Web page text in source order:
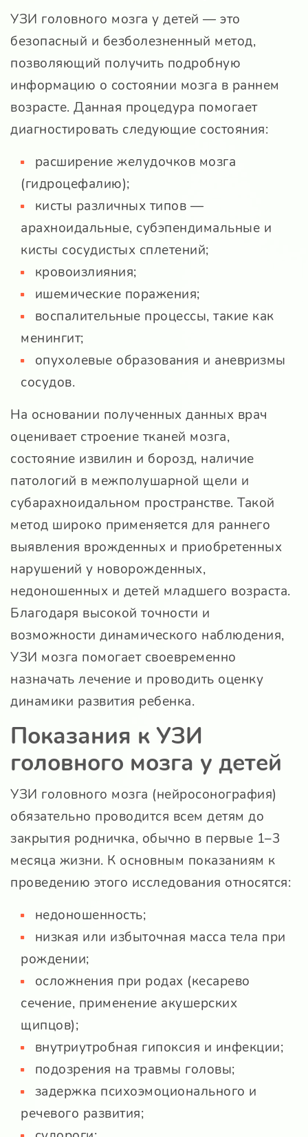
УЗИ головного мозга у детей — это
безопасный и безболезненный метод,
позволяющий получить подробную
информацию о состоянии мозга в раннем
возрасте. Данная процедура помогает
диагностировать следующие состояния:
расширение желудочков мозга
(гидроцефалию);
кисты различных типов —
арахноидальные, субэпендимальные и
кисты сосудистых сплетений;
кровоизлияния;
ишемические поражения;
воспалительные процессы, такие как
менингит;
опухолевые образования и аневризмы
сосудов.
На основании полученных данных врач
оценивает строение тканей мозга,
состояние извилин и борозд, наличие
патологий в межполушарной щели и
субарахноидальном пространстве. Такой
метод широко применяется для раннего
выявления врожденных и приобретенных
нарушений у новорожденных,
недоношенных и детей младшего возраста.
Благодаря высокой точности и
возможности динамического наблюдения,
УЗИ мозга помогает своевременно
назначать лечение и проводить оценку
динамики развития ребенка.
Показания к УЗИ
головного мозга у детей
УЗИ головного мозга (нейросонография)
обязательно проводится всем детям до
закрытия родничка, обычно в первые 1–3
месяца жизни. К основным показаниям к
проведению этого исследования относятся:
недоношенность;
низкая или избыточная масса тела при
рождении;
осложнения при родах (кесарево
сечение, применение акушерских
щипцов);
внутриутробная гипоксия и инфекции;
подозрения на травмы головы;
задержка психоэмоционального и
речевого развития;